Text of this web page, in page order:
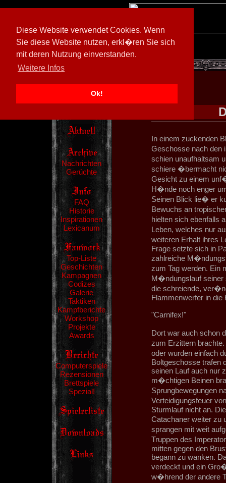
Diese Website verwendet Cookies. Wenn
Sie diese Website nutzen, erkl�ren Sie sich
mit deren Nutzung einverstanden.
Weitere Infos
Ok!
[ 602026/M3]
Nachrichten
Gerüchte
FAQ
Historie
Inspirationen
Lexicanum
Top-Liste
Geschichten
Kampagnen
Codizes
Galerie
Taktiken
Kampfberichte
Workshop
Projekte
Awards
Computerspiele
Rezensionen
Brettspiele
Spezial!
In einem zuckenden
Geschosse nach den
schien unaufhaltsam
schiere �bermacht
Gesicht zu einem
H�nde noch enger
Seinen Blick lie� er
Bewuchs an
hielten sich ebenfalls
Leben, welches nur
weiteren Erhalt ihres
Frage setzte sich in
zahlreiche
zum Tag werden.
M�ndungslauf seiner
die schreiende,
Flammenwerfer in
"Carnifex!"
Dort war auch schon
zum Erzittern
oder wurden einfach
Boltgeschosse trafen
seinen Lauf auch nur
m�chtigen Beinen
Sprungbewegungen
Verteidigungsfeuer
Sturmlauf nicht an.
Catachaner weiter zu
sprangen mit weit
Truppen des
mitten gegen den
begann zu wanken.
verdeckt und ein
w�hrend der andere